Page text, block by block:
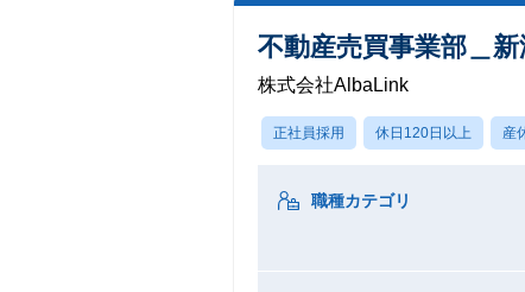
不動産売買事業部＿
株式会社AlbaLink
正社員採用 休日120日以上 産
職種カテゴリ